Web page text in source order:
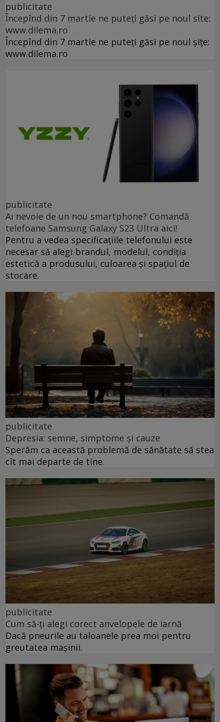
publicitate
Începînd din 7 martie ne puteți găsi pe noul site:
www.dilema.ro
Începînd din 7 martie ne puteți găsi pe noul șițe:
www.dilema.ro
publicitate
Ai nevoie de un nou smartphone? Comandă
telefoane Samsung Galaxy S23 Ultra aici!
Pentru a vedea specificațiile telefonului este
necesar să alegi brandul, modelul, condiția
estetică a produsului, culoarea și spațiul de
stocare.
publicitate
Depresia: semne, simptome și cauze
Sperăm ca această problemă de sănătate să stea
cît mai departe de tine.
publicitate
Cum să-ți alegi corect anvelopele de iarnă
Dacă pneurile au taloanele prea moi pentru
greutatea mașinii.